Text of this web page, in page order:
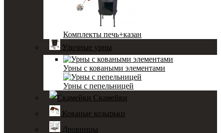
Комплекты печь+казан
Уличные урны
Урны с коваными элементами
Урны с пепельницей
Скамейки
Кованые козырьки
Дровницы